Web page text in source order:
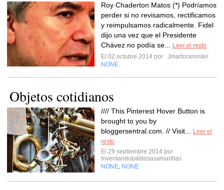
Roy Chaderton Matos (*) Podríamos
perder si no revisamos, rectificamos
y reimpulsamos radicalmente. Fidel
dijo una vez que el Presidente
Chávez no podía se...
Leer el resto
El 02 octubre 2014 por
Jmartoranoster
NONE
Objetos cotidianos
//// This Pinterest Hover Button is
brought to you by
bloggersentral.com. // Visit...
Leer el
resto
El 29 septiembre 2014 por
Inventandobaldosasamarillas
NONE NONE